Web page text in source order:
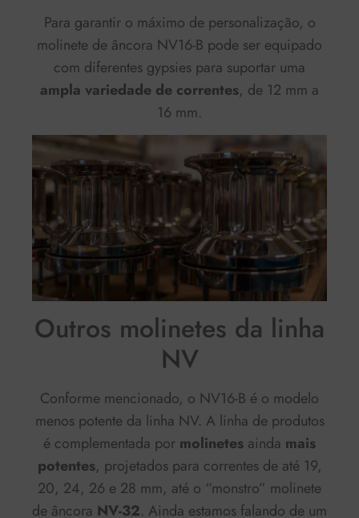
Para garantir o máximo de personalização, o
molinete de âncora NV16-B pode ser equipado
com diferentes gypsies para suportar uma
ampla variedade de correntes, de 12 mm a
16 mm.
Outros molinetes da linha
NV
Conforme mencionado, o NV16-B é o modelo
menos potente da linha NV. A linha de produtos
é complementada por molinetes ainda mais
potentes, projetados para correntes de até 19,
20, 24, 26 e 28 mm, até o “monstro” molinete
de âncora NV-32. Ainda estamos falando de um